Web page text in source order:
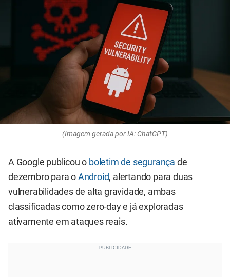
(Imagem gerada por IA: ChatGPT)
A Google publicou o boletim de segurança de
dezembro para o Android, alertando para duas
vulnerabilidades de alta gravidade, ambas
classificadas como zero-day e já exploradas
ativamente em ataques reais.